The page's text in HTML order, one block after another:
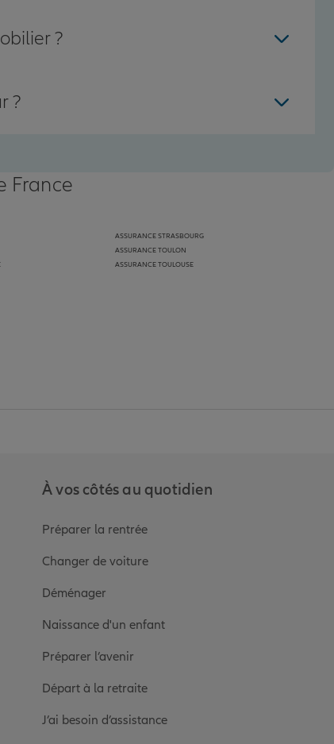
?
?
France
ASSURANCE STRASBOURG
ASSURANCE TOULON
ASSURANCE TOULOUSE
de Allianz
Instagram de Allianz
À vos côtés au quotidien
Préparer la rentrée
Changer de voiture
Déménager
Naissance d'un enfant
Préparer l’avenir
Départ à la retraite
J’ai besoin d’assistance